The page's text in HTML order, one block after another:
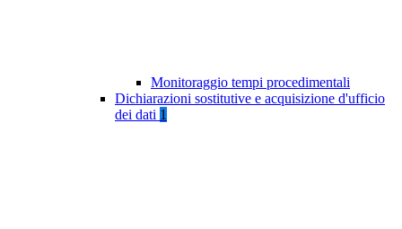
Monitoraggio tempi procedimentali
Dichiarazioni sostitutive e acquisizione d'ufficio
dei dati 1